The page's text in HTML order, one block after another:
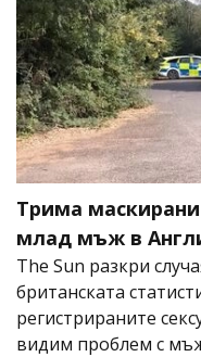
Трима
млад мъж в
The Sun разкри
британската
регистрираните
видим проблем с